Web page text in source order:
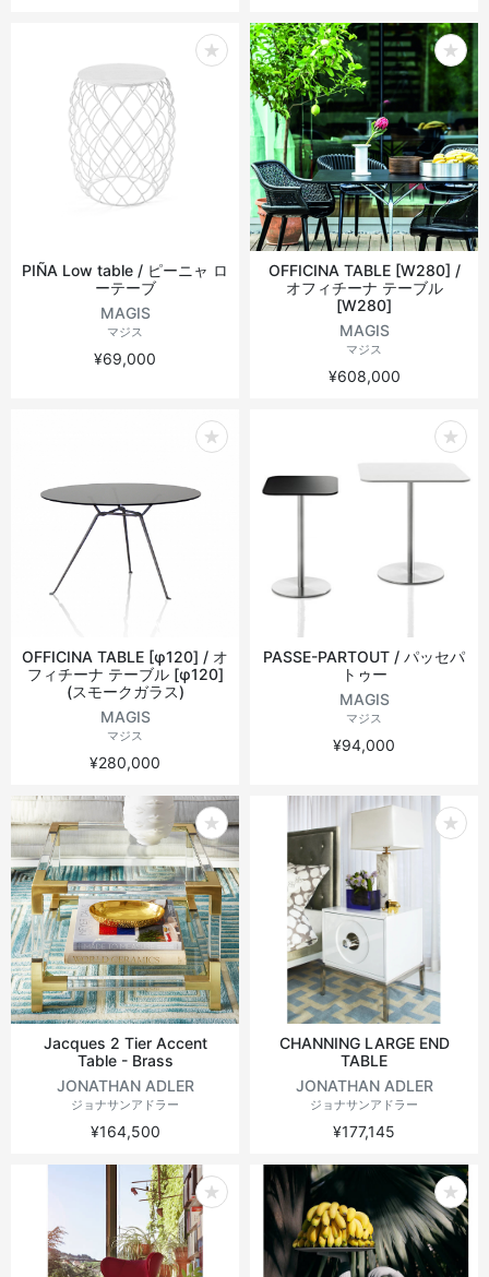
PIÑA Low table / ピーニャ ロ
ーテーブ
MAGIS
マジス
¥69,000
OFFICINA TABLE [W280] /
オフィチーナ テーブル
[W280]
MAGIS
マジス
¥608,000
OFFICINA TABLE [φ120] / オ
フィチーナ テーブル [φ120]
(スモークガラス)
MAGIS
マジス
¥280,000
PASSE-PARTOUT / パッセパ
トゥー
MAGIS
マジス
¥94,000
Jacques 2 Tier Accent
Table - Brass
JONATHAN ADLER
ジョナサンアドラー
¥164,500
CHANNING LARGE END
TABLE
JONATHAN ADLER
ジョナサンアドラー
¥177,145